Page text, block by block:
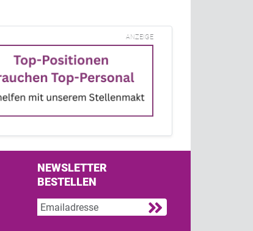
ANZEIGE
on Twitter
NEWSLETTER
BESTELLEN